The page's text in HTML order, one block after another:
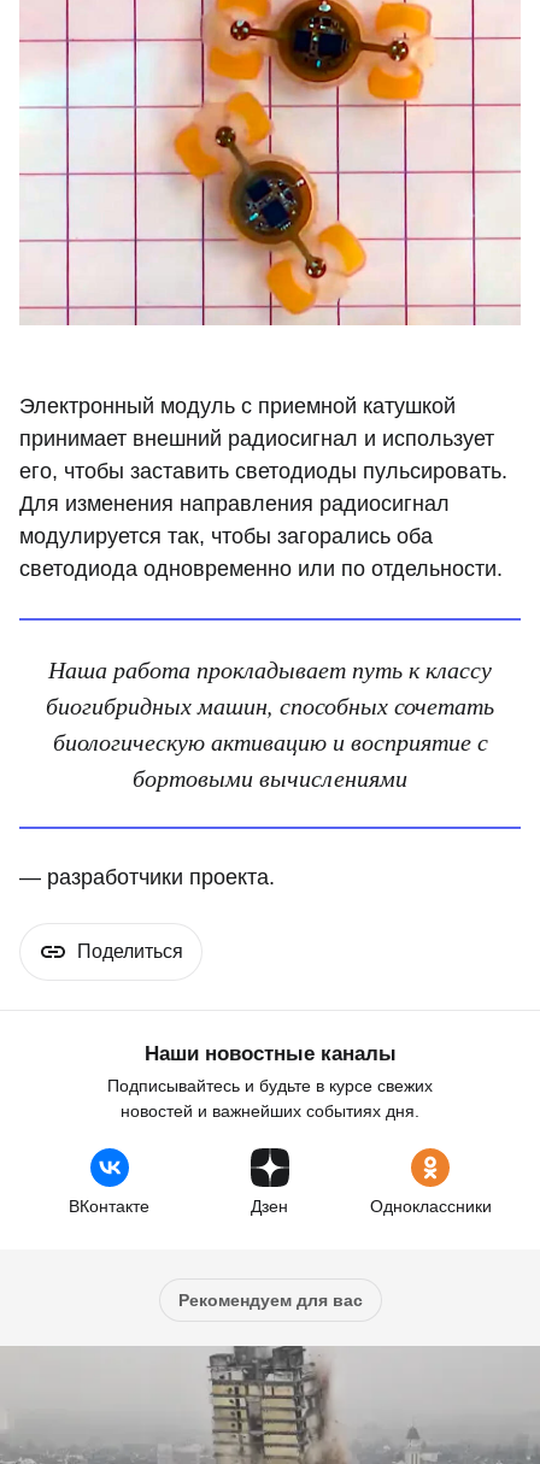
Электронный модуль с приемной катушкой
принимает внешний радиосигнал и использует
его, чтобы заставить светодиоды пульсировать.
Для изменения направления радиосигнал
модулируется так, чтобы загорались оба
светодиода одновременно или по отдельности.
Наша работа прокладывает путь к классу
биогибридных машин, способных сочетать
биологическую активацию и восприятие с
бортовыми вычислениями
— разработчики проекта.
Поделиться
Наши новостные каналы
Подписывайтесь и будьте в курсе свежих
новостей и важнейших событиях дня.
ВКонтакте Дзен Одноклассники
Рекомендуем для вас